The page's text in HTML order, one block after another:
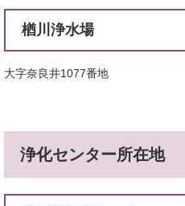
楢川浄水場
大字奈良井1077番地
浄化センター所在地